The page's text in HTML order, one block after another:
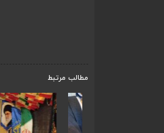
مطالب مرتبط